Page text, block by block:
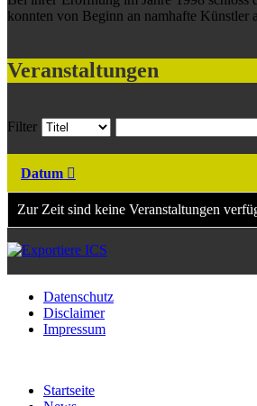
konnten von Beginn an namhafte Künstler
Veranstaltungen
Filter
Datum
Zur Zeit sind keine Veranstaltungen
Datenschutz
Disclaimer
Impressum
Startseite